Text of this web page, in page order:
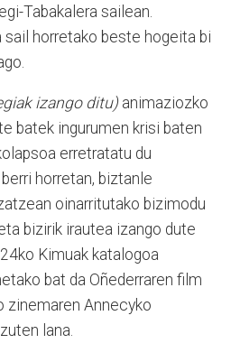
Tabakalera sailean.
sail horretako beste hogeita bi
izango ditu) animaziozko
batek ingurumen krisi baten
erretratatu du
horretan, biztanle
oinarritutako bizimodu
bizirik irautea izango dute
Kimuak katalogoa
bat da Oñederraren film
zinemaren Annecyko
lana.